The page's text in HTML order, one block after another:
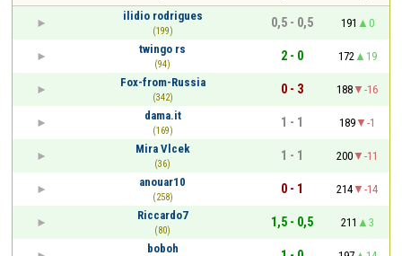
ilidio rodrigues
(199)
0,5 - 0,5 191
0
twingo rs
(94)
2 - 0 172
19
Fox-from-Russia
(342)
0 - 3 188
-16
dama.it
(169)
1 - 1 189
-1
Mira Vlcek
(36)
1 - 1 200
-11
anouar10
(258)
0 - 1 214
-14
Riccardo7
(80)
1,5 - 0,5 211
3
boboh